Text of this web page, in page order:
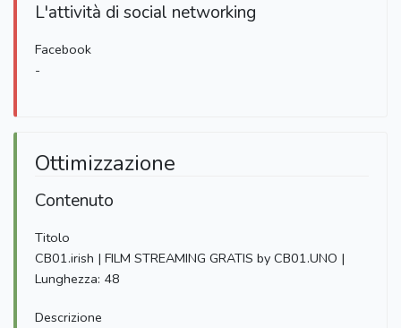
L'attività di social networking
Facebook
-
Ottimizzazione
Contenuto
Titolo
CB01.irish | FILM STREAMING GRATIS by CB01.UNO |
Lunghezza: 48
Descrizione